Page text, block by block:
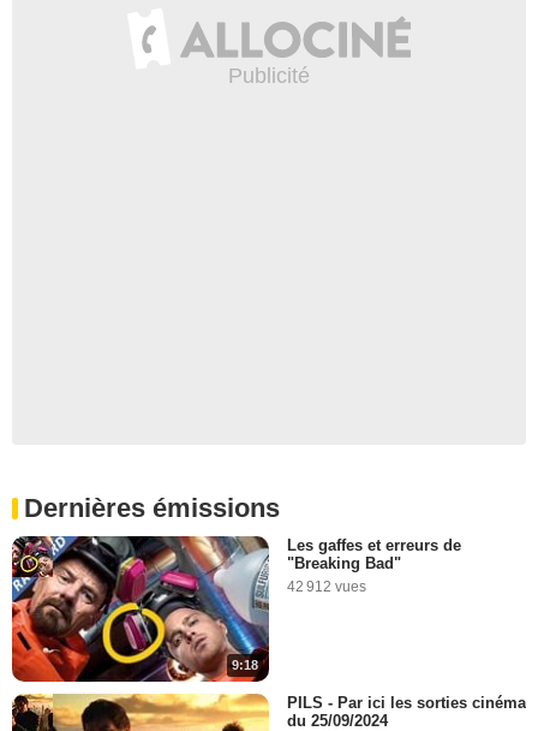
Dernières émissions
9:18
Les gaffes et erreurs de
"Breaking Bad"
42 912 vues
PILS - Par ici les sorties cinéma
du 25/09/2024